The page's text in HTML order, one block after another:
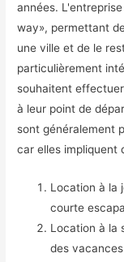
années.
way», permettant
une ville et de le
particulièrement
souhaitent
à leur point de
sont généralement
car elles impliquent
Location à la
courte
Location à la
des